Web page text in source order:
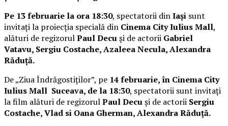
Pe 13 februarie la ora 18:30, spectatorii dinIași sunt
invitați la proiecția specială din Cinema City Iulius Mall,
alături de regizorulPaul Decuși de actorii Gabriel
Vatavu, Sergiu Costache, Azaleea Necula, Alexandra
Răduță.
De „Ziua Îndrăgostiților”, pe 14 februarie, în Cinema City
Iulius Mall Suceava, de la 18:30, spectatorii sunt invitați
la film alături de regizorulPaul Decuși de actorii Sergiu
Costache, Vlad si Oana Gherman, Alexandra Răduță.